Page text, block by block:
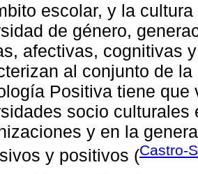
escolar, y la
de género,
afectivas, cognitivas
al conjunto de
Positiva tiene
socio culturales
y en la
y positivos (Castro-